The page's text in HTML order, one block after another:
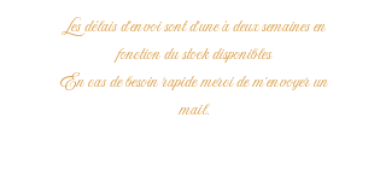
Les délais d'envoi sont d'une à deux semaines en
fonction du stock disponibles
En cas de besoin rapide merci de m'envoyer un
mail.